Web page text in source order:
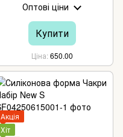
Оптові ціни
Купити
Ціна 650.00
Акція
Хіт